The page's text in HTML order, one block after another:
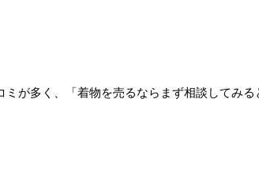
ミが多く、「着物を売るならまず相談してみ